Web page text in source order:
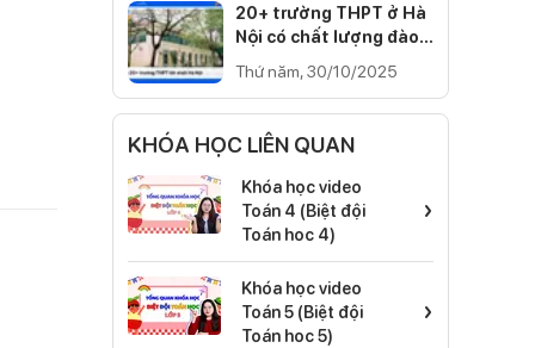
20+ trường THPT ở Hà
Nội có chất lượng đào
tạo tốt nhất 2025
Thứ năm, 30/10/2025
KHÓA HỌC LIÊN QUAN
Khóa học video
Toán 4 (Biệt đội
Toán hoc 4)
›
Khóa học video
Toán 5 (Biệt đội
Toán hoc 5)
›